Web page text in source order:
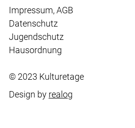
Impressum,AGB
Datenschutz
Jugendschutz
Hausordnung
© 2023 Kulturetage
Design by realog